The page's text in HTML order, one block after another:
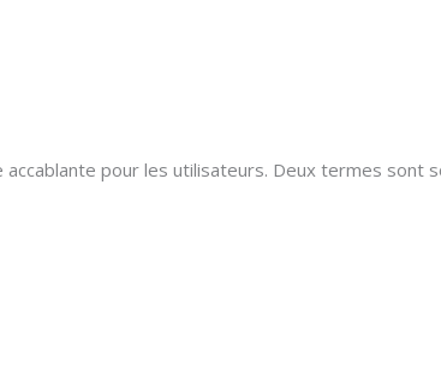
pour les utilisateurs. Deux termes sont